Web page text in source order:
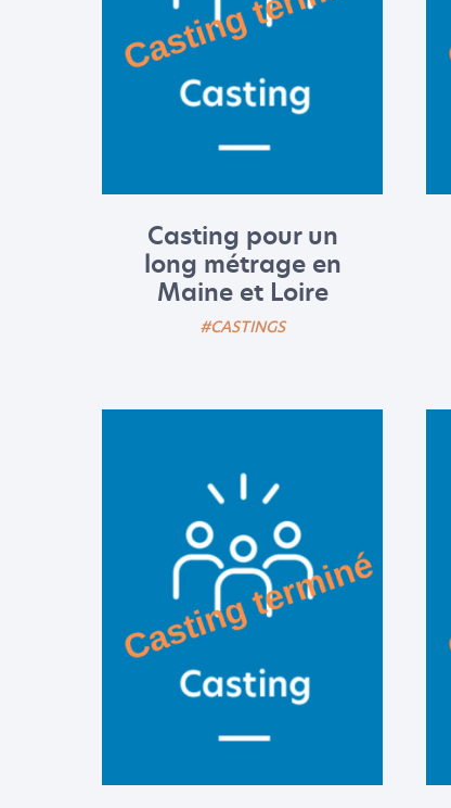
Casting pour un
long métrage en
Maine et Loire
#CASTINGS